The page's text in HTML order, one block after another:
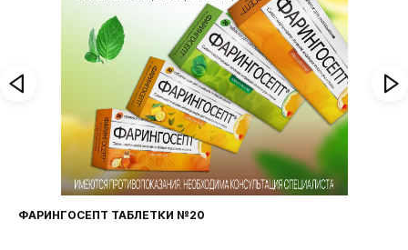
ФАРИНГОСЕПТ ТАБЛЕТКИ №20